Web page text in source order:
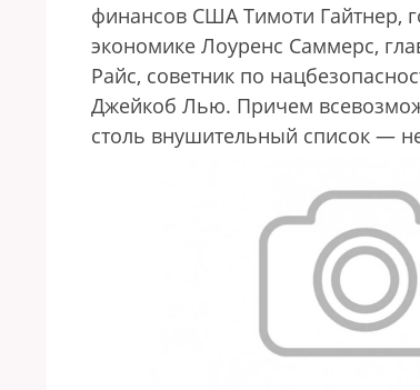
финансов США Тимоти Гайтнер,
экономике Лоуренс Саммерс,
Райс, советник по
Джейкоб Лью. Причем
столь внушительный список —